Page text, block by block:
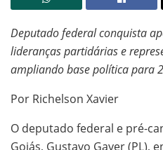
Deputado federal conquista
lideranças partidárias e
ampliando base política para
Por Richelson Xavier
O deputado federal e pré-
Goiás, Gustavo Gayer (PL),